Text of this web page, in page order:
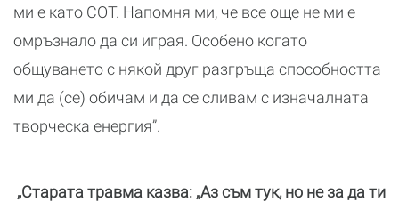
ми е като СОТ. Напомня ми, че все още не ми е
омръзнало да си играя. Особено когато
общуването с някой друг разгръща способността
ми да (се) обичам и да се сливам с изначалната
творческа енергия”.
„Старата травма казва: „Аз съм тук, но не за да ти